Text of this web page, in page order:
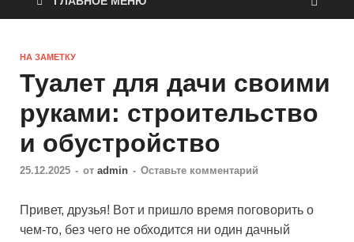
НА ЗАМЕТКУ
Туалет для дачи своими
руками: строительство
и обустройство
25.12.2025 - от admin - Оставьте комментарий
Привет, друзья! Вот и пришло время поговорить о
чем-то, без чего не обходится ни один дачный